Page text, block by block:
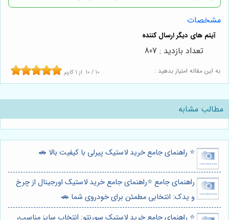
مشخصات
به این مقاله امتیاز بدهید : 10 / 10 از 1 کاربر
تعداد بازدید : 807
مطالب مشابه
⭐️ راهنمای جامع خرید لاستیک پیرلی با کیفیت بالا 🚗
راهنمای جامع ⭐️راهنمای جامع خرید لاستیک اورجینال از چرخ
و یدک: انتخابی مطمئن برای خودروی شما 🚗